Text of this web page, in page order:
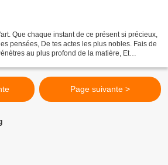
Que chaque instant de ce présent si précieux,
pensées, De tes actes les plus nobles. Fais de
au plus profond de la matière, Et
Page suivante >